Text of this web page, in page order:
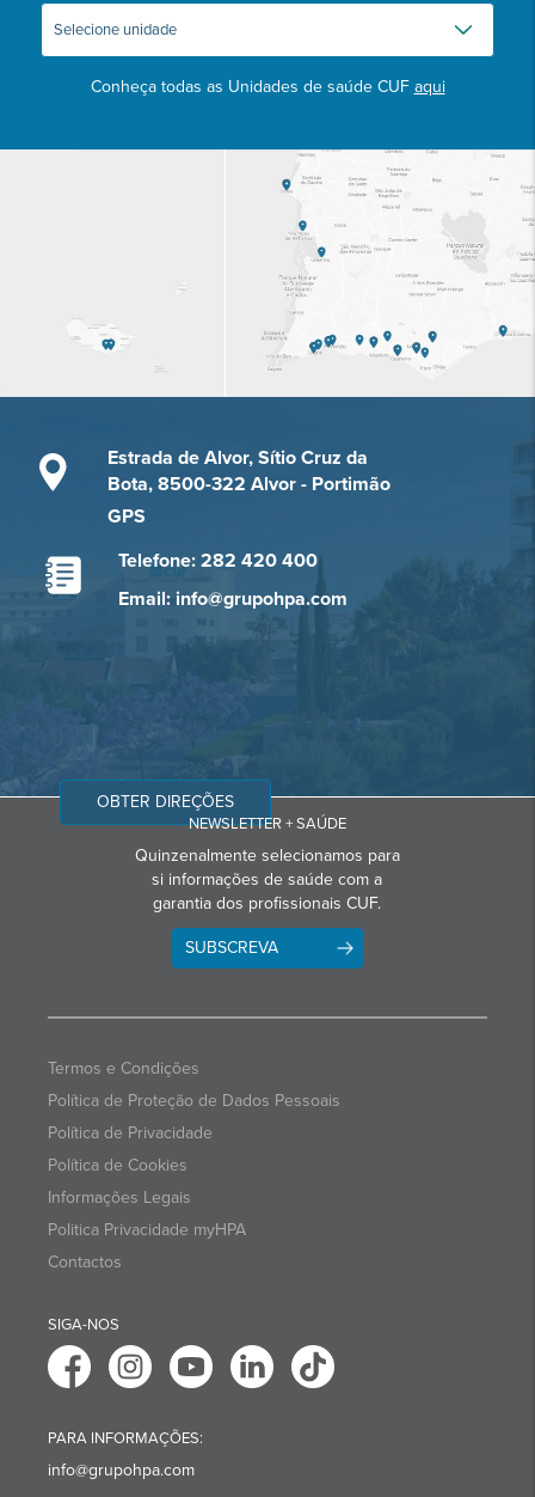
Conheça todas as Unidades de saúde CUF aqui
Estrada de Alvor, Sítio Cruz da
Bota, 8500-322 Alvor - Portimão
GPS
Telefone: 282 420 400
Email: info@grupohpa.com
OBTER DIREÇÕES
NEWSLETTER + SAÚDE
Quinzenalmente selecionamos para
si informações de saúde com a
garantia dos profissionais CUF.
SUBSCREVA
Termos e Condições
Política de Proteção de Dados Pessoais
Política de Privacidade
Política de Cookies
Informações Legais
Politica Privacidade myHPA
Contactos
SIGA-NOS
PARA INFORMAÇÕES:
info@grupohpa.com